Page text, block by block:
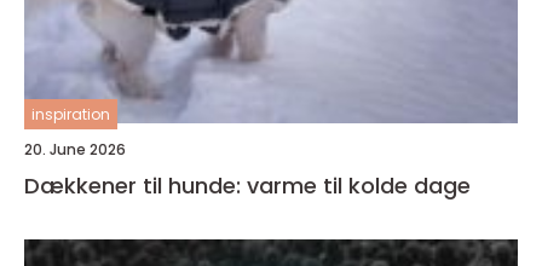
inspiration
20. June 2026
Dækkener til hunde: varme til kolde dage